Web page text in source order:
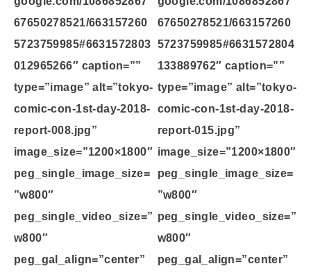
67650278521/663157260
5723759985#6631572803
012965266″ caption=””
type=”image” alt=”tokyo-
comic-con-1st-day-2018-
report-008.jpg”
image_size=”1200×1800″
peg_single_image_size=
”w800″
peg_single_video_size=”
w800″
peg_gal_align=”center”
67650278521/663157260
5723759985#6631572804
133889762″ caption=””
type=”image” alt=”tokyo-
comic-con-1st-day-2018-
report-015.jpg”
image_size=”1200×1800″
peg_single_image_size=
”w800″
peg_single_video_size=”
w800″
peg_gal_align=”center”